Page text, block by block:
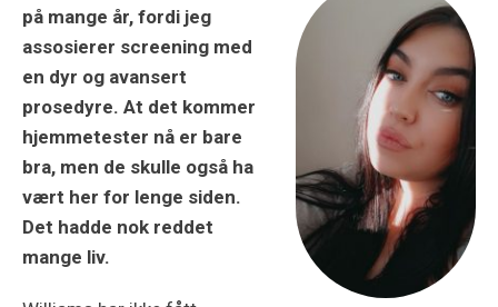
på mange år, fordi jeg
assosierer screening med
en dyr og avansert
prosedyre. At det kommer
hjemmetester nå er bare
bra, men de skulle også ha
vært her for lenge siden.
Det hadde nok reddet
mange liv.